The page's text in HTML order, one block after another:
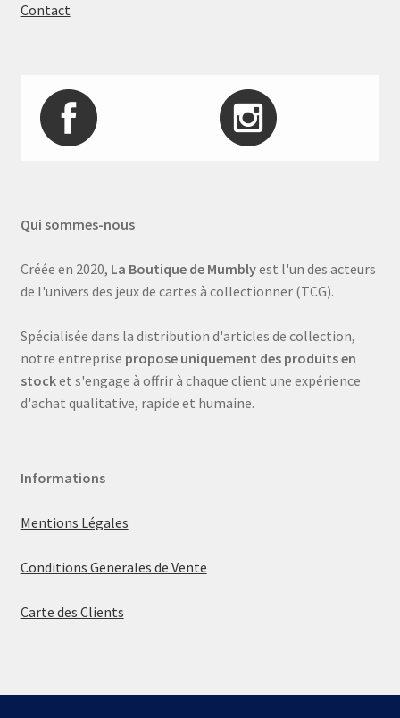
Contact
Qui sommes-nous
Créée en 2020, La Boutique de Mumblyest l'un des acteurs
de l'univers des jeux de cartes à collectionner (TCG).
Spécialisée dans la distribution d'articles de collection,
notre entreprise propose uniquement des produits en
stocket s'engage à offrir à chaque client une expérience
d'achat qualitative, rapide et humaine.
Informations
Mentions Légales
Conditions Generales de Vente
Carte des Clients